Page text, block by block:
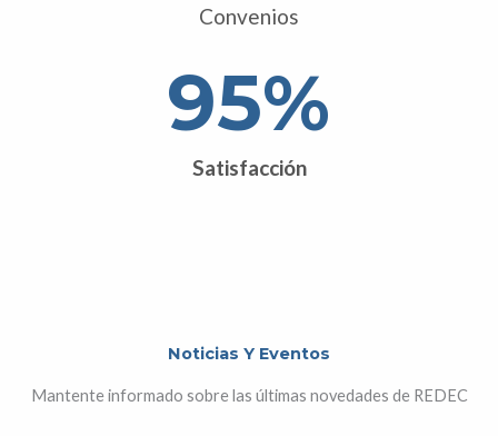
Convenios
Satisfacción
95%
Noticias Y Eventos
Mantente informado sobre las últimas novedades de REDEC